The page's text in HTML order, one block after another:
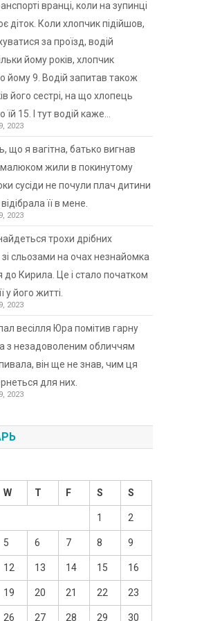
вранці, коли на зупинці
діток. Коли хлопчик підійшов,
за проїзд, водій
йому років, хлопчик
йому 9. Водій запитав також
його сестрі, на що хлопець
їй 15. І тут водій каже…
2023
що я вагітна, батько вигнав
жили в покинутому
сусіди не почули плач дитини
її в мене.
2023
трохи дрібних
сльозами на очах незнайомка
до Кирила. Це і стало початком
у його житті.
2023
весілля Юра помітив гарну
з незадоволеним обличчям
він ще не знав, чим ця
для них.
2023
W T F S S
1 2
5 6 7 8 9
12 13 14 15 16
19 20 21 22 23
26 27 28 29 30